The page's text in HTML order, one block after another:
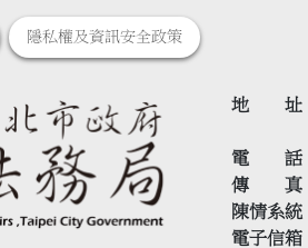
隱私權及資訊安全政策
地 址
電 話
傳 真
陳情系統
電子信箱